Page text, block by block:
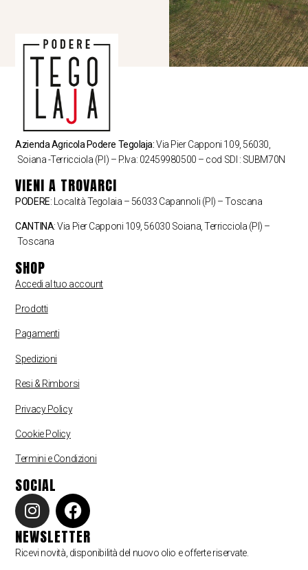
Azienda Agricola Podere Tegolaja:Via Pier Capponi 109, 56030,
Soiana -Terricciola (PI) – P.Iva: 02459980500 – cod SDI : SUBM70N
VIENI A TROVARCI
PODERE: Località Tegolaia – 56033 Capannoli (PI) – Toscana
CANTINA: Via Pier Capponi 109, 56030 Soiana, Terricciola (PI) –
Toscana
SHOP
Accedi al tuo account
Prodotti
Pagamenti
Spedizioni
Resi & Rimborsi
Privacy Policy
Cookie Policy
Termini e Condizioni
SOCIAL
NEWSLETTER
Ricevi novità, disponibilità del nuovo olio e offerte riservate.